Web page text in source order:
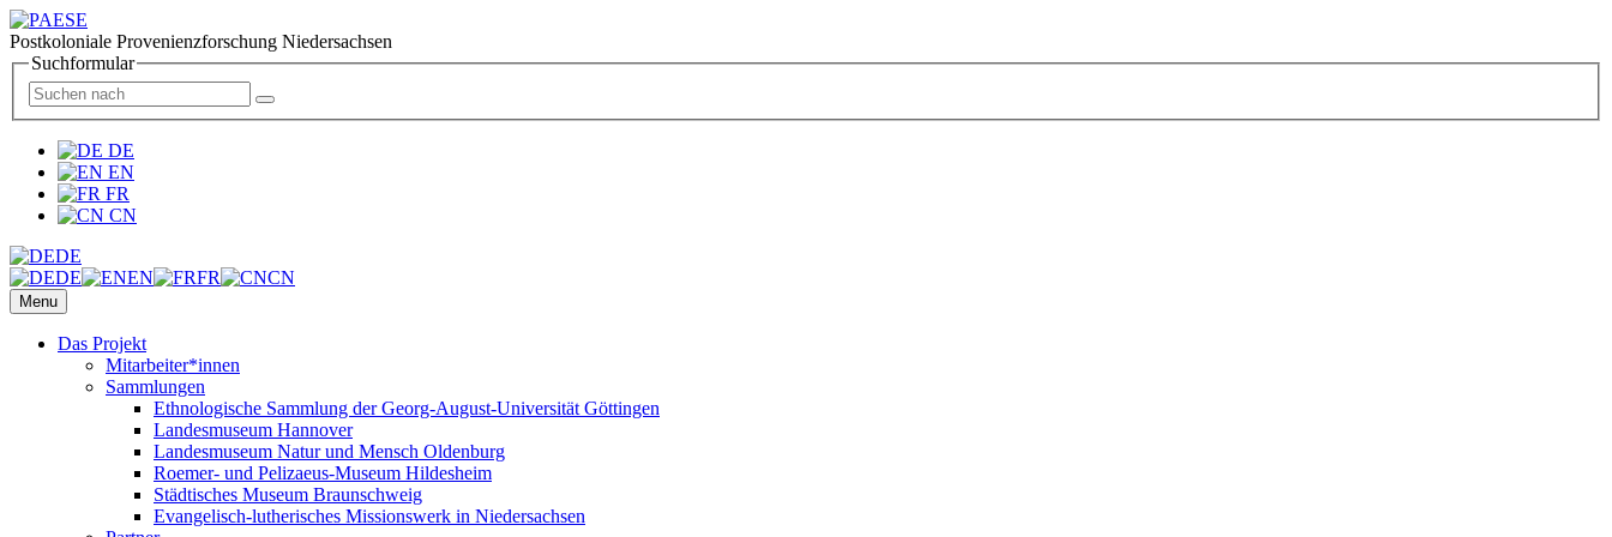
Postkoloniale Provenienzforschung Niedersachsen
Suchformular
DE
EN
FR
CN
DE
DE
EN FR CN
Menu
Das Projekt
Mitarbeiter*innen
Sammlungen
Ethnologische Sammlung der Georg-August-Universität Göttingen
Landesmuseum Hannover
Landesmuseum Natur und Mensch Oldenburg
Roemer- und Pelizaeus-Museum Hildesheim
Städtisches Museum Braunschweig
Evangelisch-lutherisches Missionswerk in Niedersachsen